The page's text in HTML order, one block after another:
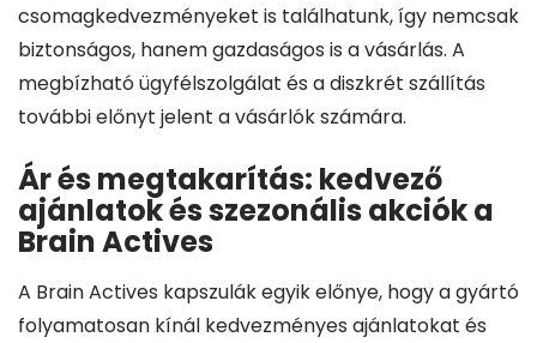
csomagkedvezményeket is találhatunk, így nemcsak
biztonságos, hanem gazdaságos is a vásárlás. A
megbízható ügyfélszolgálat és a diszkrét szállítás
további előnyt jelent a vásárlók számára.
Ár és megtakarítás: kedvező
ajánlatok és szezonális akciók a
Brain Actives
A Brain Actives kapszulák egyik előnye, hogy a gyártó
folyamatosan kínál kedvezményes ajánlatokat és